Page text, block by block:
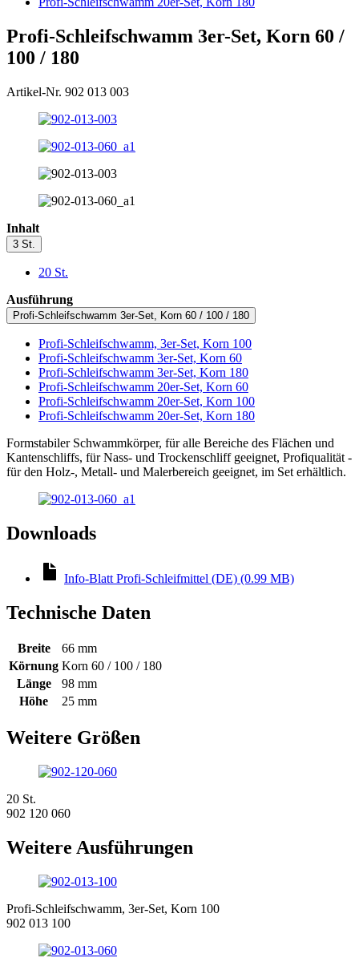
Profi-Schleifschwamm 3er-Set, Korn 60 /
100 / 180
Artikel-Nr. 902 013 003
Inhalt
3 St.
20 St.
Ausführung
Profi-Schleifschwamm 3er-Set, Korn 60 / 100 / 180
Profi-Schleifschwamm, 3er-Set, Korn 100
Profi-Schleifschwamm 3er-Set, Korn 60
Profi-Schleifschwamm 3er-Set, Korn 180
Profi-Schleifschwamm 20er-Set, Korn 60
Profi-Schleifschwamm 20er-Set, Korn 100
Profi-Schleifschwamm 20er-Set, Korn 180
Formstabiler Schwammkörper, für alle Bereiche des Flächen und
Kantenschliffs, für Nass- und Trockenschliff geeignet, Profiqualität -
für den Holz-, Metall- und Malerbereich geeignet, im Set erhältlich.
Downloads
Info-Blatt Profi-Schleifmittel (DE) (0.99 MB)
Technische Daten
Breite
66 mm
Körnung Korn 60 / 100 / 180
Länge
98 mm
Höhe
25 mm
Weitere Größen
20 St.
902 120 060
Weitere Ausführungen
Profi-Schleifschwamm, 3er-Set, Korn 100
902 013 100